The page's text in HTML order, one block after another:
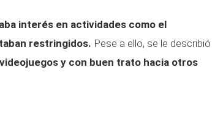
interés en actividades como el
restringidos. Pese a ello, se le describió
y con buen trato hacia otros